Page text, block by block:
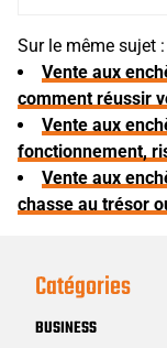
Sur le même sujet :
Vente aux
comment réussir
Vente aux
fonctionnement,
Vente aux
chasse au trésor
Catégories
BUSINESS